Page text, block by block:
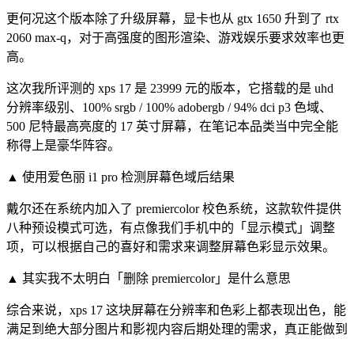
更何况这个版本除了升级屏幕，显卡也从 gtx 1650 升到了 rtx
2060 max-q，对于高强度的图形渲染、游戏娱乐要求效率也更
高。
这次我所评测的 xps 17 是 23999 元的版本，它搭载的是 uhd
分辨率级别、100% srgb / 100% adobergb / 94% dci p3 色域、
500 尼特最高亮度的 17 英寸屏幕，在笔记本品类当中完全能
称得上是豪华阵容。
▲ 使用爱色丽 i1 pro 检测屏幕色域后结果
戴尔还在系统内加入了 premiercolor 校色系统，这款软件提供
八种预设模式可选，有点像我们手机中的「显示模式」调整
项，可以根据自己的喜好和需求来调整屏幕色彩显示效果。
▲ 其实我不太明白「删除 premiercolor」是什么意思
综合来说，xps 17 这块屏幕在分辨率和色彩上都表现出色，能
满足到绝大部分图片和影视内容后期处理的需求，真正能做到